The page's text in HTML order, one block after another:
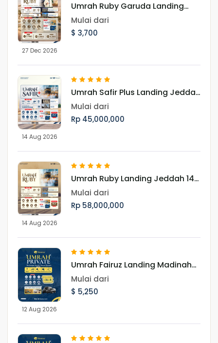
27 Dec 2026
Umrah Ruby Garuda Landing
Jeddah 27 Desember 2026
Mulai dari
$ 3,700
14 Aug 2026
Umrah Safir Plus Landing Jeddah
14 Agustus 2026
Mulai dari
Rp 45,000,000
14 Aug 2026
Umrah Ruby Landing Jeddah 14
Agustus 2026
Mulai dari
Rp 58,000,000
12 Aug 2026
Umrah Fairuz Landing Madinah
12 Agustus 2026
Mulai dari
$ 5,250